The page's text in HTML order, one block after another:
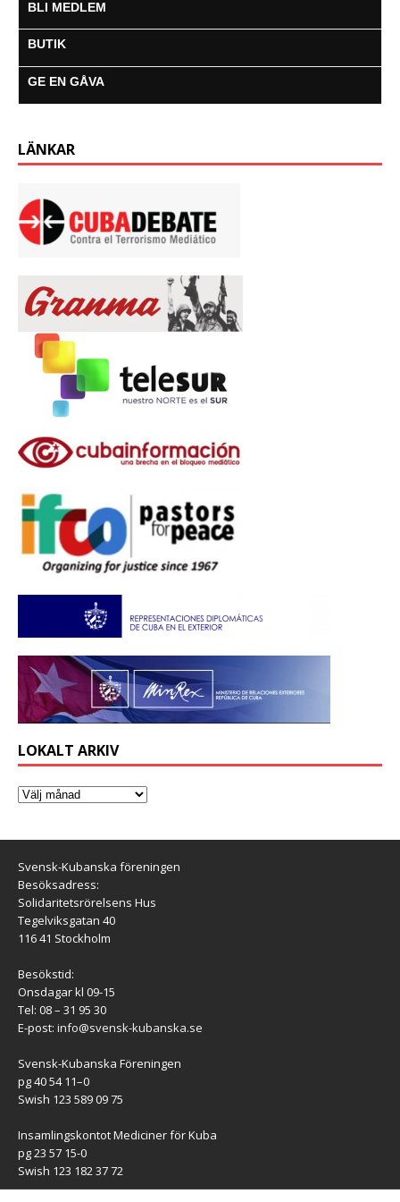
BLI MEDLEM
BUTIK
GE EN GÅVA
LÄNKAR
LOKALT ARKIV
Svensk-Kubanska föreningen
Besöksadress:
Solidaritetsrörelsens Hus
Tegelviksgatan 40
116 41 Stockholm
Besökstid:
Onsdagar kl 09-15
Tel: 08 – 31 95 30
E-post: info@svensk-kubanska.se
Svensk-Kubanska Föreningen
pg 40 54 11–0
Swish 123 589 09 75
Insamlingskontot Mediciner för Kuba
pg 23 57 15-0
Swish 123 182 37 72